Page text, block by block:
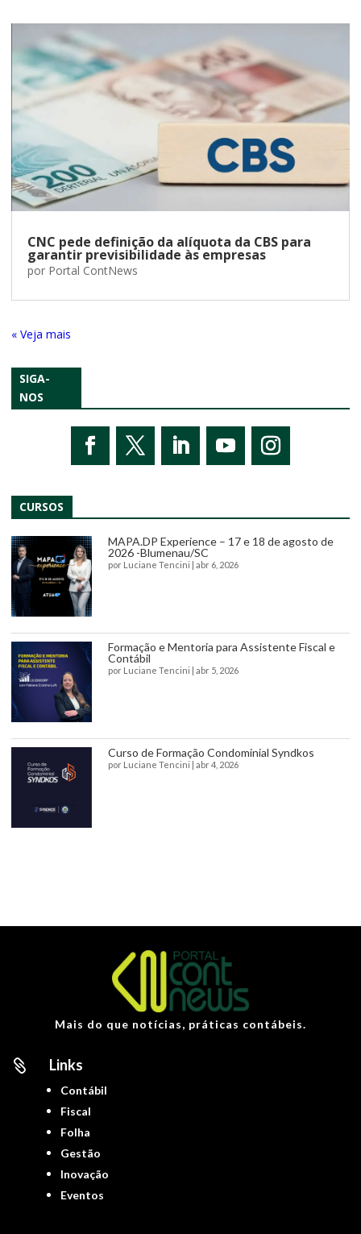
CNC pede definição da alíquota da CBS para
garantir previsibilidade às empresas
por Portal ContNews
« Entradas Antigas
SIGA-
NOS
CURSOS
MAPA.DP Experience – 17 e 18 de agosto de
2026 -Blumenau/SC
por Luciane Tencini abr 6, 2026
Formação e Mentoria para Assistente Fiscal e
Contábil
por Luciane Tencini abr 5, 2026
Curso de Formação Condominial Syndkos
por Luciane Tencini abr 4, 2026
Mais do que notícias, práticas contábeis.
 Links
Contábil
Fiscal
Folha
Gestão
Inovação
Eventos